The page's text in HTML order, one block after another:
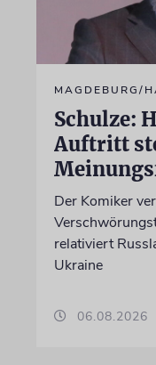
MAGDEBURG/
Schulze:
Auftritt
Der Komiker
relativiert
Ukraine
06.08.2026